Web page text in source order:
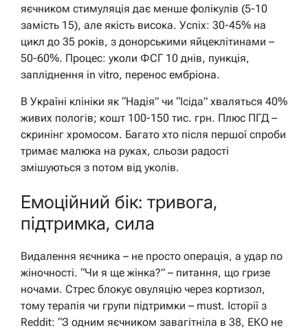
яєчником стимуляція дає менше фолікулів (5-10
замість 15), але якість висока. Успіх: 30-45% на
цикл до 35 років, з донорськими яйцеклітинами –
50-60%. Процес: уколи ФСГ 10 днів, пункція,
запліднення in vitro, перенос ембріона.
В Україні клініки як “Надія” чи “Ісіда” хваляться 40%
живих пологів; кошт 100-150 тис. грн. Плюс ПГД –
скринінг хромосом. Багато хто після першої спроби
тримає малюка на руках, сльози радості
змішуються з потом від уколів.
Емоційний бік: тривога,
підтримка, сила
Видалення яєчника – не просто операція, а удар по
жіночності. “Чи я ще жінка?” – питання, що гризе
ночами. Стрес блокує овуляцію через кортизол,
тому терапія чи групи підтримки – must. Історії з
Reddit: “З одним яєчником завагітніла в 38, ЕКО не